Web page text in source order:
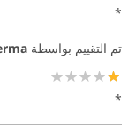
*
تم التقييم بواسطة
*